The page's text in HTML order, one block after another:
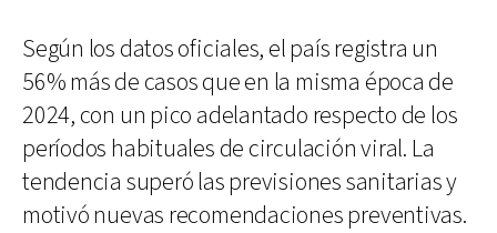
Según los datos oficiales, el país registra un
56% más de casos que en la misma época de
2024, con un pico adelantado respecto de los
períodos habituales de circulación viral. La
tendencia superó las previsiones sanitarias y
motivó nuevas recomendaciones preventivas.